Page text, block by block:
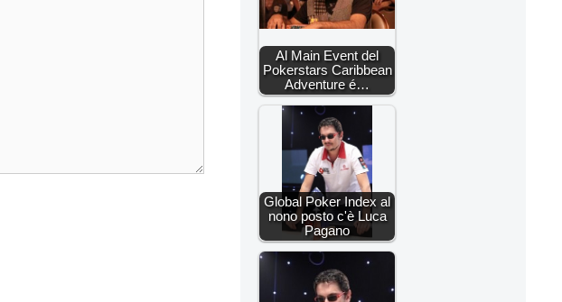
Al Main Event del
Pokerstars Caribbean
Adventure é…
Global Poker Index al
nono posto c'è Luca
Pagano